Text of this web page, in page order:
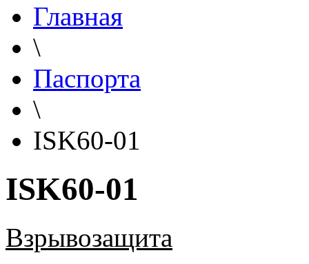
Главная
\
Паспорта
\
ISK60-01
ISK60-01
Взрывозащита